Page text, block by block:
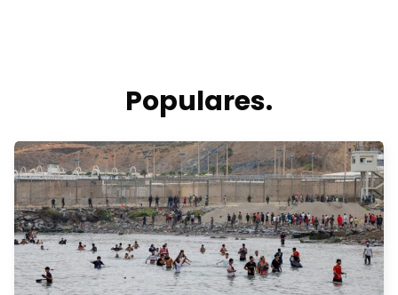
Populares.